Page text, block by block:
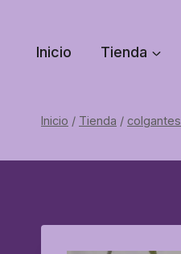
contenido
Inicio Tienda
Inicio / Tienda / colgantes